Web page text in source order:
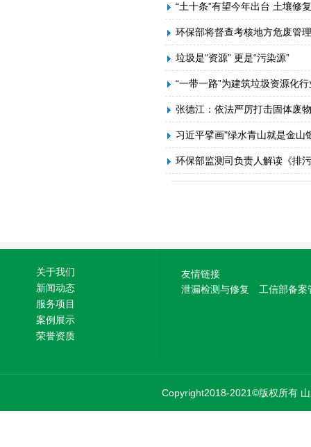
“土十条”有望今年出台 土壤修
环保部将督查考核地方危废管
垃圾是“资源” 更是“污染源”
“一带一路”为建筑垃圾资源化
张德江：依法严厉打击固体废
习近平擘画"绿水青山就是金山
环保部监测司负责人解读《排
关于我们
新闻动态
服务项目
案例展示
荣誉资质
友情链接
泄漏检测与修复
工信部备案
Copyright2018-2021©版权所有